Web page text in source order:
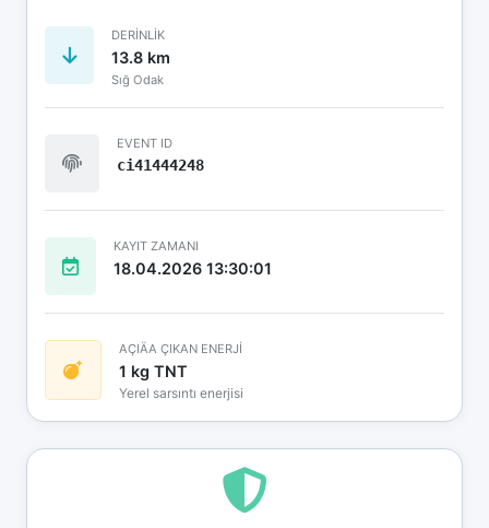
DERINLIK
13.8 km
Sığ Odak
EVENT ID
ci41444248
KAYIT ZAMANI
18.04.2026 13:30:01
AÇIÄA ÇIKAN ENERJİ
1 kg TNT
Yerel sarsıntı enerjisi